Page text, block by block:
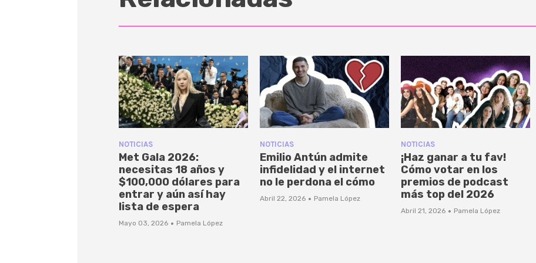
NOTICIAS
Met Gala 2026:
necesitas 18 años y
$100,000 dólares para
entrar y aún así hay
lista de espera
Mayo 03, 2026 · Pamela López
NOTICIAS
Emilio Antún admite
infidelidad y el internet
no le perdona el cómo
Abril 22, 2026 · Pamela López
NOTICIAS
¡Haz ganar a tu fav!
Cómo votar en los
premios de podcast
más top del 2026
Abril 21, 2026 · Pamela López